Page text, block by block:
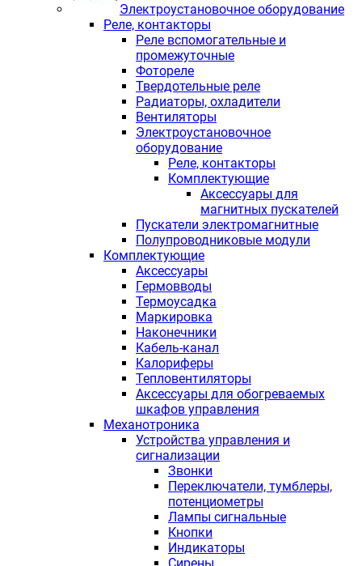
Электроустановочное оборудование
Реле, контакторы
Реле вспомогательные и
промежуточные
Фотореле
Твердотельные реле
Радиаторы, охладители
Вентиляторы
Электроустановочное
оборудование
Реле, контакторы
Комплектующие
Аксессуары для
магнитных пускателей
Пускатели электромагнитные
Полупроводниковые модули
Комплектующие
Аксессуары
Гермовводы
Термоусадка
Маркировка
Наконечники
Кабель-канал
Калориферы
Тепловентиляторы
Аксессуары для обогреваемых
шкафов управления
Механотроника
Устройства управления и
сигнализации
Звонки
Переключатели, тумблеры,
потенциометры
Лампы сигнальные
Кнопки
Индикаторы
Сирены